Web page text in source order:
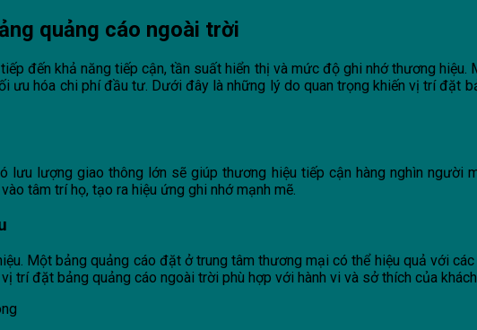
quảng cáo ngoài trời
đến khả năng tiếp cận, tần suất hiển thị và mức độ ghi nhớ thương
ưu hóa chi phí đầu tư. Dưới đây là những lý do quan trọng khiến vị trí đặt
lượng giao thông lớn sẽ giúp thương hiệu tiếp cận hàng nghìn người
tâm trí họ, tạo ra hiệu ứng ghi nhớ mạnh mẽ.
Một bảng quảng cáo đặt ở trung tâm thương mại có thể hiệu quả với
trí đặt bảng quảng cáo ngoài trời phù hợp với hành vi và sở thích của